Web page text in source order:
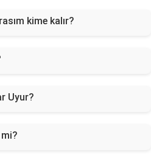
kime kalır?
Uyur?